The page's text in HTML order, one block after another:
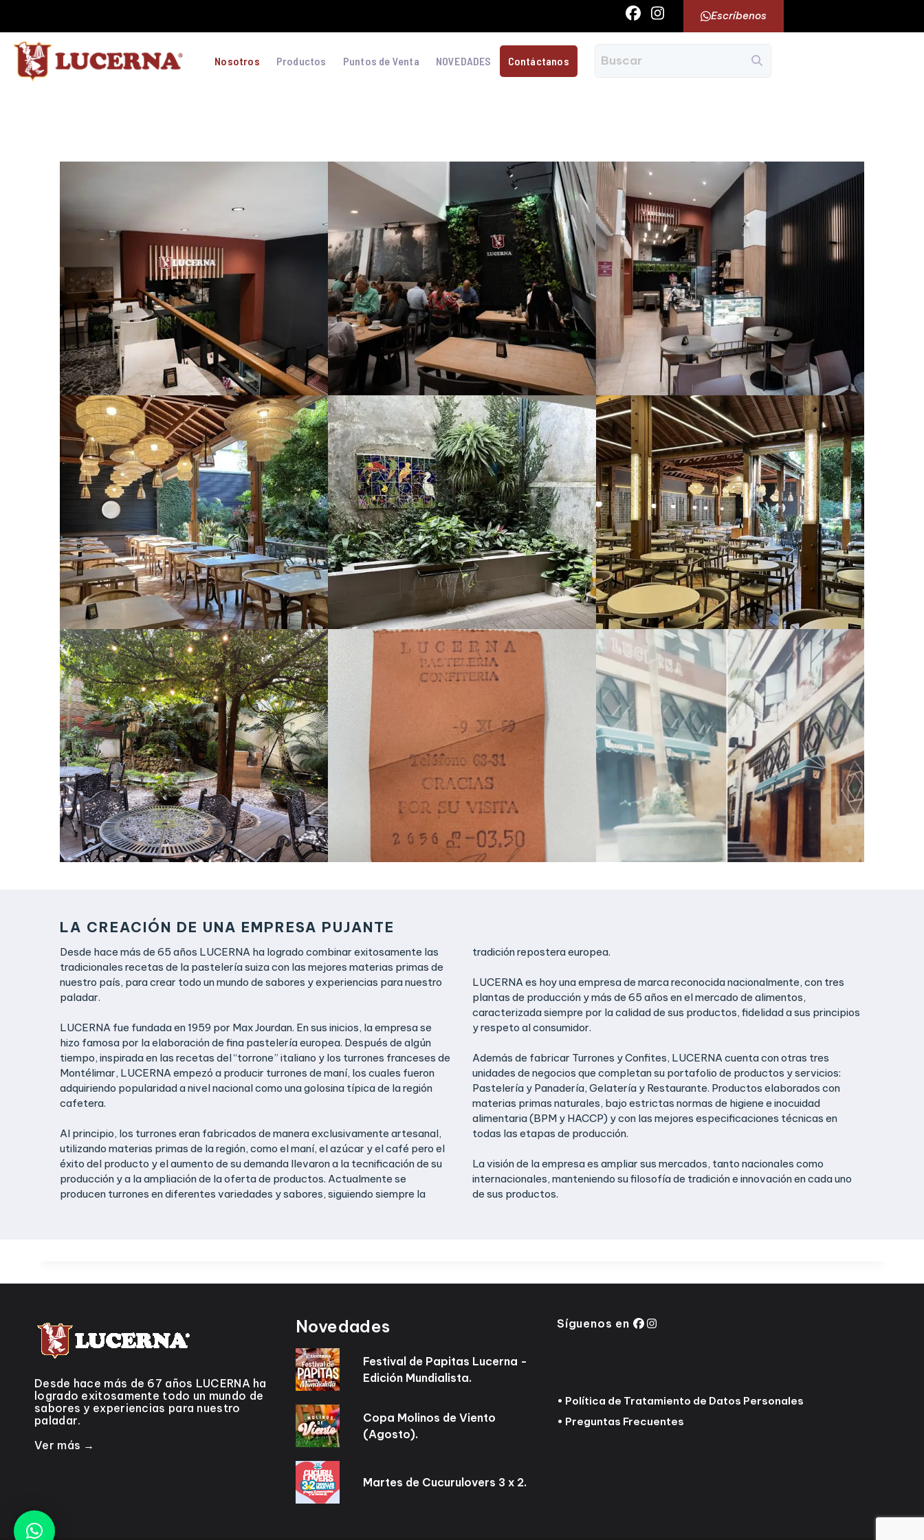
Escríbenos
Nosotros Productos Puntos de Venta NOVEDADES Contáctanos
LA CREACIÓN DE UNA EMPRESA PUJANTE
Desde hace más de 65 años LUCERNA ha logrado combinar exitosamente las
tradicionales recetas de la pastelería suiza con las mejores materias primas de
nuestro país, para crear todo un mundo de sabores y experiencias para nuestro
paladar.
LUCERNA fue fundada en 1959 por Max Jourdan. En sus inicios, la empresa se
hizo famosa por la elaboración de fina pastelería europea. Después de algún
tiempo, inspirada en las recetas del “torrone” italiano y los turrones franceses de
Montélimar, LUCERNA empezó a producir turrones de maní, los cuales fueron
adquiriendo popularidad a nivel nacional como una golosina típica de la región
cafetera.
Al principio, los turrones eran fabricados de manera exclusivamente artesanal,
utilizando materias primas de la región, como el maní, el azúcar y el café pero el
éxito del producto y el aumento de su demanda llevaron a la tecnificación de su
producción y a la ampliación de la oferta de productos. Actualmente se
producen turrones en diferentes variedades y sabores, siguiendo siempre la
tradición repostera europea.
LUCERNA es hoy una empresa de marca reconocida nacionalmente, con tres
plantas de producción y más de 65 años en el mercado de alimentos,
caracterizada siempre por la calidad de sus productos, fidelidad a sus principios
y respeto al consumidor.
Además de fabricar Turrones y Confites, LUCERNA cuenta con otras tres
unidades de negocios que completan su portafolio de productos y servicios:
Pastelería y Panadería, Gelatería y Restaurante. Productos elaborados con
materias primas naturales, bajo estrictas normas de higiene e inocuidad
alimentaria (BPM y HACCP) y con las mejores especificaciones técnicas en
todas las etapas de producción.
La visión de la empresa es ampliar sus mercados, tanto nacionales como
internacionales, manteniendo su filosofía de tradición e innovación en cada uno
de sus productos.
Desde hace más de 67 años LUCERNA ha
logrado exitosamente todo un mundo de
sabores y experiencias para nuestro
paladar.
Ver más →
Novedades
Festival de Papitas Lucerna -
Edición Mundialista.
Copa Molinos de Viento
(Agosto).
Martes de Cucurulovers 3 x 2.
Síguenos en
• Política de Tratamiento de Datos Personales
• Preguntas Frecuentes